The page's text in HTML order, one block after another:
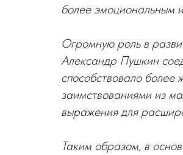
более эмоциональным
Огромную роль в
Александр Пушкин
способствовало более
заимствованиями из
выражения для
Таким образом, в